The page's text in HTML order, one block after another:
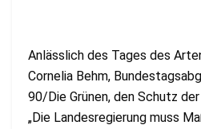
Anlässlich des Tages des
Cornelia Behm,
90/Die Grünen, den Schutz
„Die Landesregierung muss